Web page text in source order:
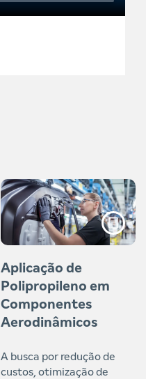
Aplicação de
Polipropileno em
Componentes
Aerodinâmicos
A busca por redução de
custos, otimização de